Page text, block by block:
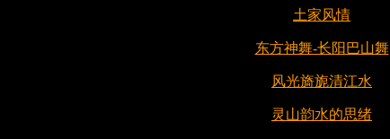
土家风情
东方神舞-长阳巴山舞
风光旖旎清江水
灵山韵水的思绪